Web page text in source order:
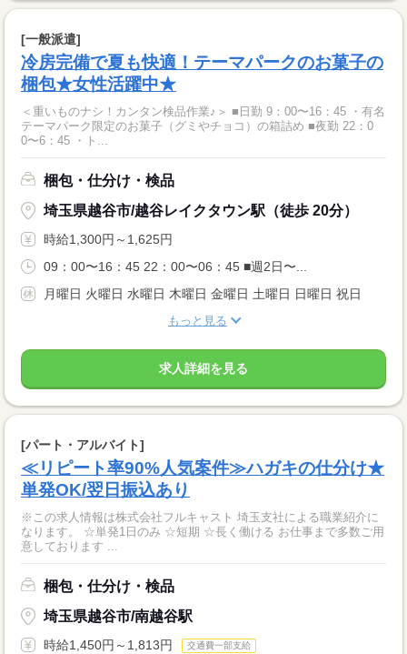
[一般派遣]
冷房完備で夏も快適！テーマパークのお菓子の
梱包★女性活躍中★
＜重いものナシ！カンタン検品作業♪＞ ■日勤 9：00〜16：45 ・有名
テーマパーク限定のお菓子（グミやチョコ）の箱詰め ■夜勤 22：0
0〜6：45 ・ト...
梱包・仕分け・検品
埼玉県越谷市/越谷レイクタウン駅（徒歩 20分）
時給1,300円～1,625円
09：00〜16：45 22：00〜06：45 ■週2日〜...
月曜日 火曜日 水曜日 木曜日 金曜日 土曜日 日曜日 祝日
もっと見る
求人詳細を見る
[パート・アルバイト]
≪リピート率90%人気案件≫ハガキの仕分け★
単発OK/翌日振込あり
※この求人情報は株式会社フルキャスト 埼玉支社による職業紹介に
なります。 ☆単発1日のみ ☆短期 ☆長く働ける お仕事まで多数ご用
意しております ...
梱包・仕分け・検品
埼玉県越谷市/南越谷駅
時給1,450円～1,813円 交通費一部支給